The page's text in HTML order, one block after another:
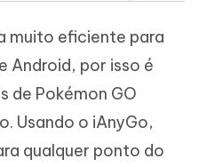
muito eficiente para
Android, por isso é
de Pokémon GO
Usando o iAnyGo,
qualquer ponto do